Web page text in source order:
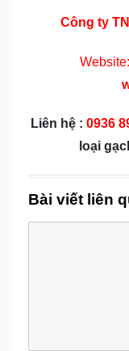
Công ty
Website:
Liên hệ : 0936
loại
Bài viết liên